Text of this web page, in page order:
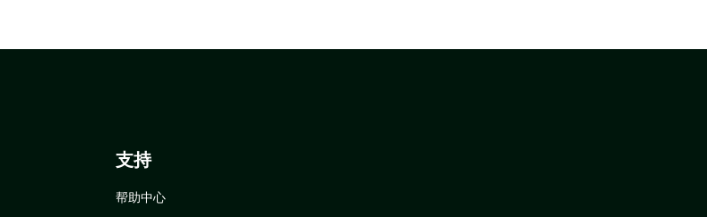
支持
帮助中心